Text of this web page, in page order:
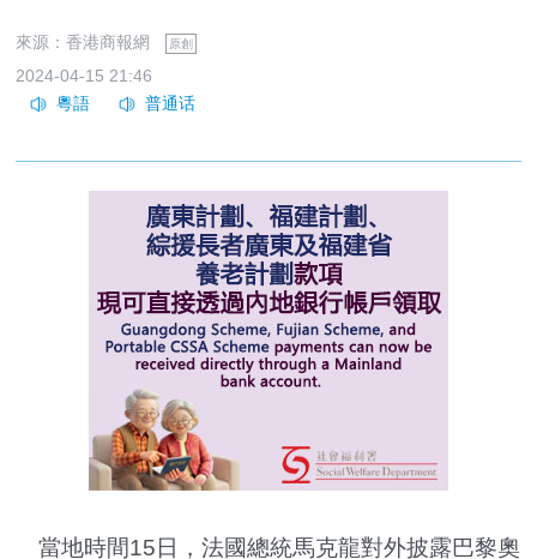
來源：香港商報網 原創
2024-04-15 21:46
當地時間15日，法國總統馬克龍對外披露巴黎奧